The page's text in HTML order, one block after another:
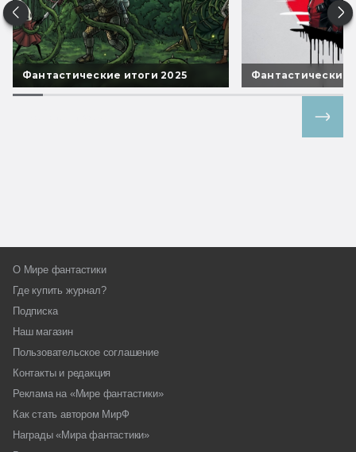
Фантастические итоги 2025 Фантастические
О Мире фантастики
Где купить журнал?
Подписка
Наш магазин
Пользовательское соглашение
Контакты и редакция
Реклама на «Мире фантастики»
Как стать автором МирФ
Награды «Мира фантастики»